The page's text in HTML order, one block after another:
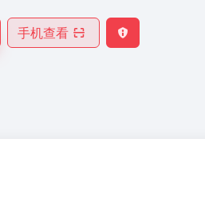
手机查看